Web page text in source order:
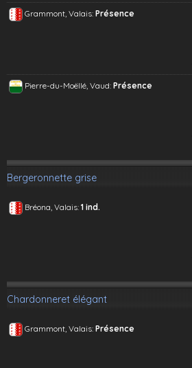
Grammont, Valais: Présence
Pierre-du-Moëllé, Vaud: Présence
Bergeronnette grise
Bréona, Valais: 1 ind.
Chardonneret élégant
Grammont, Valais: Présence